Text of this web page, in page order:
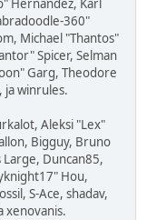
Hernandez, Karl
360"
Michael "Thantos"
Spicer, Selman
Garg, Theodore
ja winrules.
Aleksi "Lex"
Bigguy, Bruno
Large, Duncan85,
Hou,
S-Ace, shadav,
xenovanis.